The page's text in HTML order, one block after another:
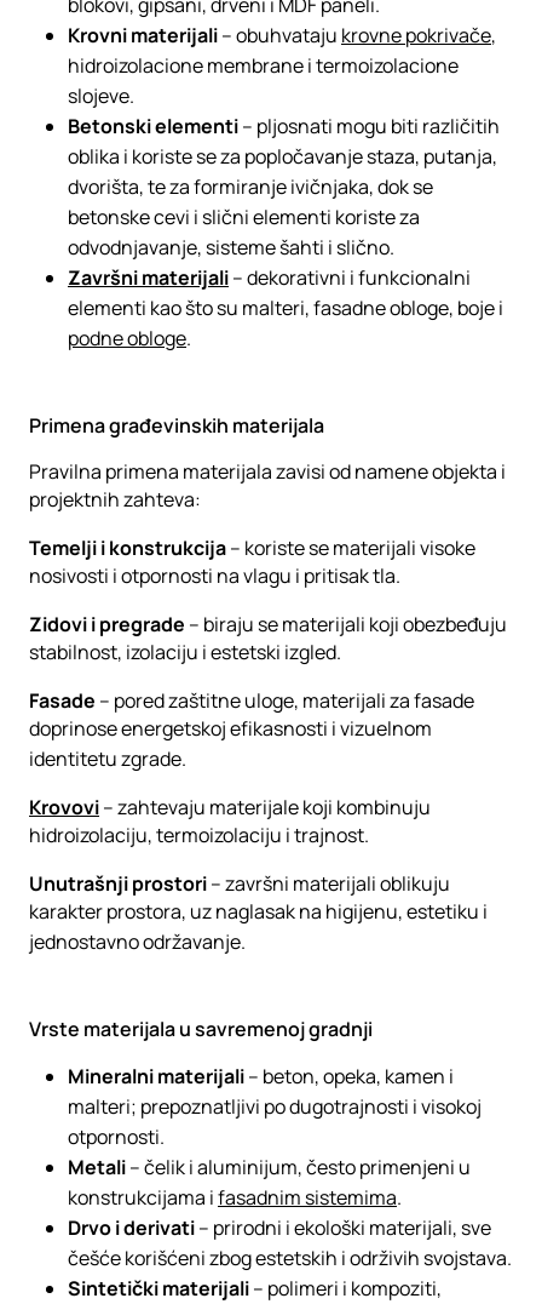
Krovni materijali– obuhvataju krovne pokrivače,
hidroizolacione membrane i termoizolacione
slojeve.
Betonski elementi– pljosnati mogu biti različitih
oblika i koriste se za popločavanje staza, putanja,
dvorišta, te za formiranje ivičnjaka, dok se
betonske cevi i slični elementi koriste za
odvodnjavanje, sisteme šahti i slično.
Završni materijali– dekorativni i funkcionalni
elementi kao što su malteri, fasadne obloge, boje i
podne obloge.
Primena građevinskih materijala
Pravilna primena materijala zavisi od namene objekta i
projektnih zahteva:
Temelji i konstrukcija– koriste se materijali visoke
nosivosti i otpornosti na vlagu i pritisak tla.
Zidovi i pregrade – biraju se materijali koji obezbeđuju
stabilnost, izolaciju i estetski izgled.
Fasade – pored zaštitne uloge, materijali za fasade
doprinose energetskoj efikasnosti i vizuelnom
identitetu zgrade.
Krovovi– zahtevaju materijale koji kombinuju
hidroizolaciju, termoizolaciju i trajnost.
Unutrašnji prostori– završni materijali oblikuju
karakter prostora, uz naglasak na higijenu, estetiku i
jednostavno održavanje.
Vrste materijala u savremenoj gradnji
Mineralni materijali– beton, opeka, kamen i
malteri; prepoznatljivi po dugotrajnosti i visokoj
otpornosti.
Metali– čelik i aluminijum, često primenjeni u
konstrukcijama ifasadnim sistemima.
Drvo i derivati– prirodni i ekološki materijali, sve
češće korišćeni zbog estetskih i održivih svojstava.
Sintetički materijali– polimeri i kompoziti,